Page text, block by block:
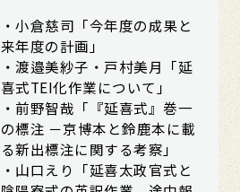
・小倉慈司「今年度の成果と
来年度の計画」
・渡邉美紗子・戸村美月「延
喜式TEI化作業について」
・前野智哉「『延喜式』巻一
の標注 －京博本と鈴鹿本に載
る新出標注に関する考察」
・山口えり「延喜太政官式と